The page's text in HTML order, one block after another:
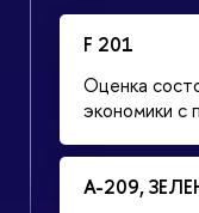
F 201
Оценка
экономики с
А-209,